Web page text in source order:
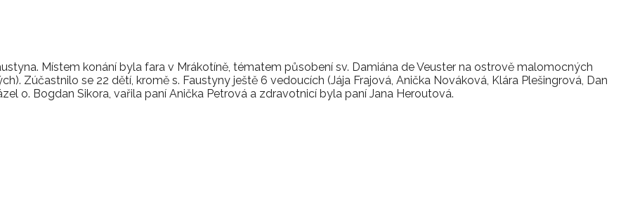
Místem konání byla fara v Mrákotíně, tématem působení sv. Damiána de Veuster na ostrově malomocných
Zúčastnilo se 22 dětí, kromě s. Faustyny ještě 6 vedoucích (Jája Frajová, Anička Nováková, Klára Plešingrová, Dan
o. Bogdan Sikora, vařila paní Anička Petrová a zdravotnicí byla paní Jana Heroutová.